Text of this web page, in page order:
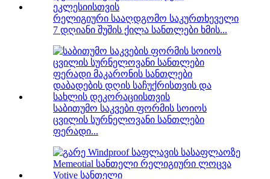
რელიგიური სააღდგომო საკურთხეველი
7 დღიანი შუშის ქილა სანთლები ხმის...
საბითუმო საკვები ფორმის სოიოს
ცვილის სურნელოვანი სანთლები
ფერადი...